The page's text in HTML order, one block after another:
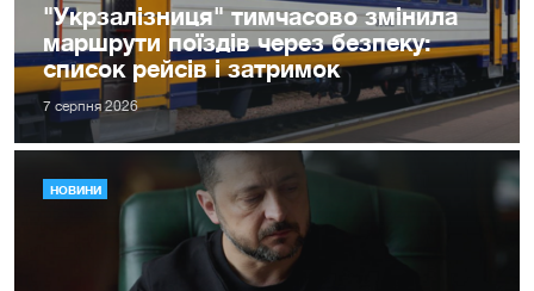
"Укрзалізниця" тимчасово змінила
маршрути поїздів через безпеку:
список рейсів і затримок
7 серпня 2026
НОВИНИ